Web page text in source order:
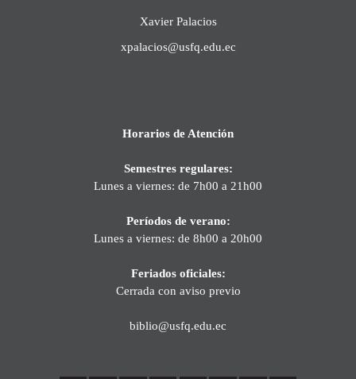
Xavier Palacios
xpalacios@usfq.edu.ec
Horarios de Atención
Semestres regulares:
Lunes a viernes: de 7h00 a 21h00
Períodos de verano:
Lunes a viernes: de 8h00 a 20h00
Feriados oficiales:
Cerrada con aviso previo
biblio@usfq.edu.ec